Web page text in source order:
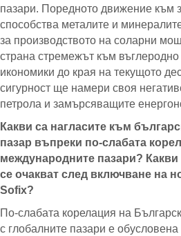
пазари. Поредното движение към
способства металите и
за производството на соларни
страна стремежът към въглеродно
икономики до края на текущото
сигурност ще намери своя
петрола и замърсяващите
Какви са нагласите към
пазар въпреки по-слабата
международните пазари?
се очакват след включване на
Sofix?
По-слабата корелация на
с глобалните пазари е обусловена